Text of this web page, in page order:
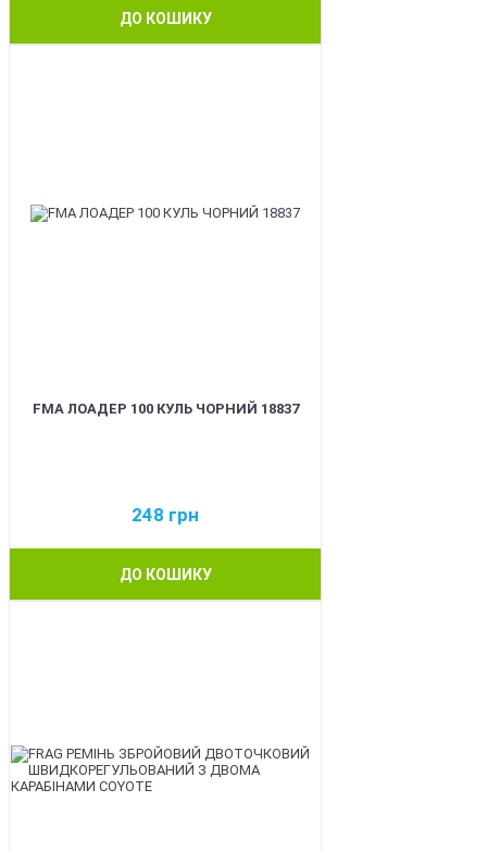
ДО КОШИКУ
FMA ЛОАДЕР 100 КУЛЬ ЧОРНИЙ 18837
248 грн
ДО КОШИКУ